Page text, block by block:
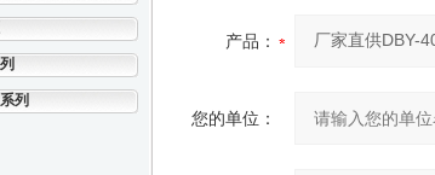
列
产品：
您的单位：